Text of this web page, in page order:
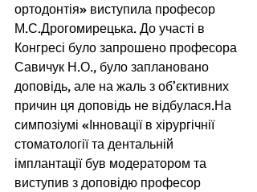
ортодонтія» виступила професор
М.С.Дрогомирецька. До участі в
Конгресі було запрошено професора
Савичук Н.О., було заплановано
доповідь, але на жаль з об’єктивних
причин ця доповідь не відбулася.На
симпозіумі «Інновації в хірургічнії
стоматології та дентальній
імплантації був модератором та
виступив з доповідю професор